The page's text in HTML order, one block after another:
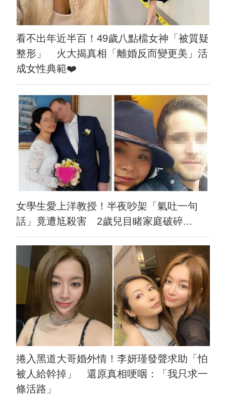
看不出年近半百！49歲八點檔女神「被質疑
整形」 火大揭真相「離婚反而變更美」活
成女性典範❤️
女學生愛上洋教授！半夜吵架「氣吐一句
話」竟遭尪殺害 2歲兒目睹家庭破碎...
捲入黑道大哥婚外情！李妍瑾發聲求助「怕
被人給幹掉」 還原真相哽咽：「我只求一
條活路」